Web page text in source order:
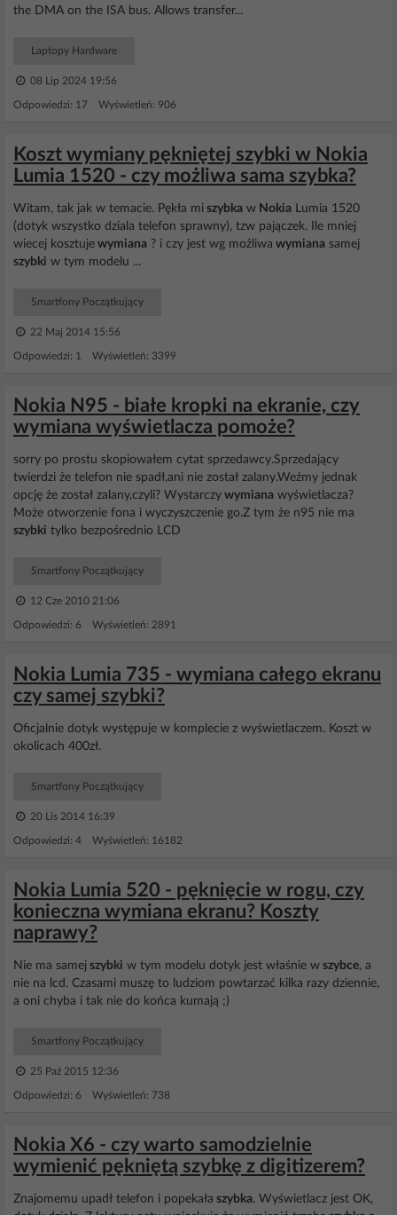
the DMA on the ISA bus. Allows transfer...
Laptopy Hardware
08 Lip 2024 19:56
Odpowiedzi: 17 Wyświetleń: 906
Koszt wymiany pękniętej szybki w Nokia
Lumia 1520 - czy możliwa sama szybka?
Witam, tak jak w temacie. Pękła mi szybka w Nokia Lumia 1520
(dotyk wszystko dziala telefon sprawny), tzw pajączek. Ile mniej
wiecej kosztuje wymiana ? i czy jest wg możliwa wymiana samej
szybki w tym modelu ...
Smartfony Początkujący
22 Maj 2014 15:56
Odpowiedzi: 1 Wyświetleń: 3399
Nokia N95 - białe kropki na ekranie, czy
wymiana wyświetlacza pomoże?
sorry po prostu skopiowałem cytat sprzedawcy.Sprzedający
twierdzi że telefon nie spadł,ani nie został zalany.Weźmy jednak
opcję że został zalany,czyli? Wystarczy wymiana wyświetlacza?
Może otworzenie fona i wyczyszczenie go.Z tym że n95 nie ma
szybki tylko bezpośrednio LCD
Smartfony Początkujący
12 Cze 2010 21:06
Odpowiedzi: 6 Wyświetleń: 2891
Nokia Lumia 735 - wymiana całego ekranu
czy samej szybki?
Oficjalnie dotyk występuje w komplecie z wyświetlaczem. Koszt w
okolicach 400zł.
Smartfony Początkujący
20 Lis 2014 16:39
Odpowiedzi: 4 Wyświetleń: 16182
Nokia Lumia 520 - pęknięcie w rogu, czy
konieczna wymiana ekranu? Koszty
naprawy?
Nie ma samej szybki w tym modelu dotyk jest właśnie w szybce, a
nie na lcd. Czasami muszę to ludziom powtarzać kilka razy dziennie,
a oni chyba i tak nie do końca kumają ;)
Smartfony Początkujący
25 Paź 2015 12:36
Odpowiedzi: 6 Wyświetleń: 738
Nokia X6 - czy warto samodzielnie
wymienić pękniętą szybkę z digitizerem?
Znajomemu upadł telefon i popekała szybka. Wyświetlacz jest OK,